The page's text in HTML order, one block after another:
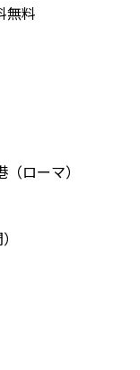
無料
（ローマ）
）